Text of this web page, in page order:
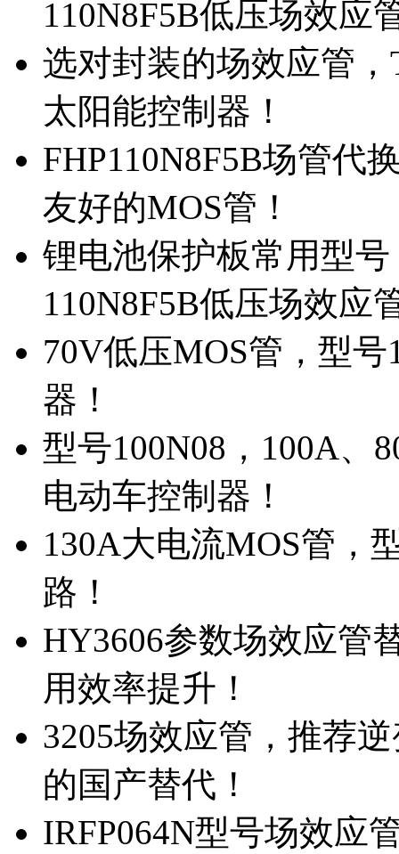
110N8F5B低压场效应
选对封装的场效应管
太阳能控制器！
FHP110N8F5B场管代
友好的MOS管！
锂电池保护板常用型
110N8F5B低压场效应
70V低压MOS管，型
器！
型号100N08，100A、
电动车控制器！
130A大电流MOS管，
路！
HY3606参数场效应管
用效率提升！
3205场效应管，推荐
的国产替代！
IRFP064N型号场效应